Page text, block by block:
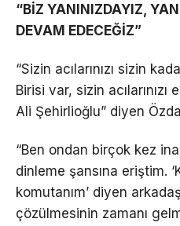
“BİZ YANINIZDAYIZ,
DEVAM EDECEĞİZ”
“Sizin acılarınızı sizin
Birisi var, sizin
Ali Şehirlioğlu” diyen
“Ben ondan birçok kez
dinleme şansına eriştim.
komutanım’ diyen
çözülmesinin zamanı